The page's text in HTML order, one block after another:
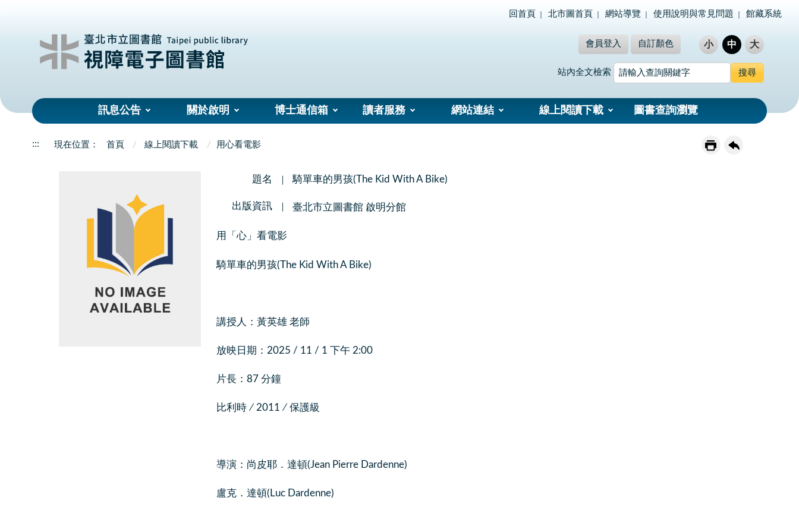
回首頁 北市圖首頁 網站導覽 使用說明與常見問題 館藏系統
會員登入 自訂顏色 小 中 大
站內全文檢索
訊息公告 關於啟明 博士通信箱 讀者服務 網站連結 線上閱讀下載 圖書查詢瀏覽
::: 首頁 線上閱讀下載 用心看電影
題名 騎單車的男孩(The Kid With A Bike)
出版資訊 臺北市立圖書館 啟明分館
用「心」看電影
騎單車的男孩(The Kid With A Bike)
講授人：黃英雄 老師
放映日期：2025 / 11 / 1 下午 2:00
片長：87 分鐘
比利時 ∕ 2011 ∕ 保護級
導演：尚皮耶．達頓(Jean Pierre Dardenne)
盧克．達頓(Luc Dardenne)